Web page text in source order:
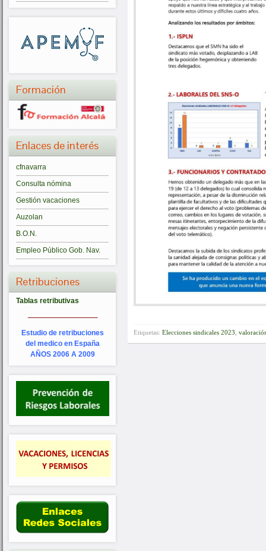
Formación
Enlaces de interés
cfnavarra
Consulta nómina
Gestión vacaciones
Auzolan
B.O.N.
Empleo Público Gob. Nav.
Retribuciones
Tablas retributivas
Estudio de retribuciones
del medico en España
AÑOS 2006 A 2009
Etiquetas: Elecciones sindicales 2023